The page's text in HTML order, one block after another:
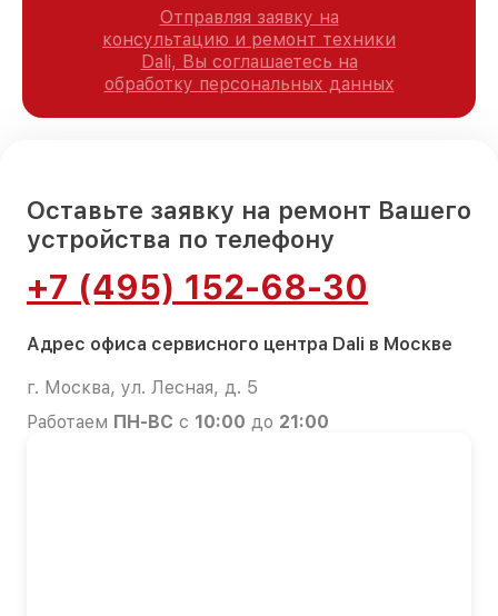
Отправляя заявку на
консультацию и ремонт техники
Dali, Вы соглашаетесь на
обработку персональных данных
Оставьте заявку на ремонт Вашего
устройства по телефону
+7 (495) 152-68-30
Адрес офиса сервисного центра Dali в Москве
г. Москва, ул. Лесная, д. 5
Работаем ПН-ВС с 10:00 до 21:00